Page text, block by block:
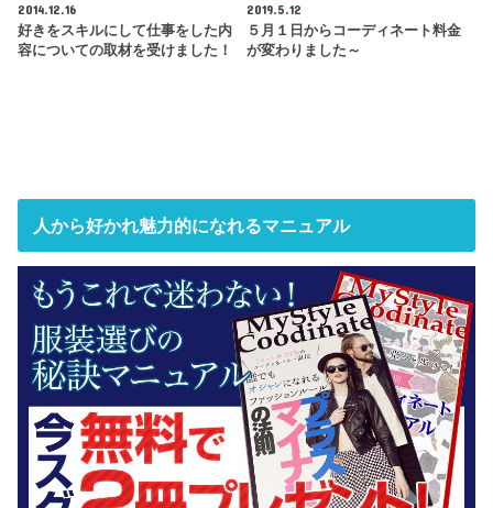
2014.12.16
好きをスキルにして仕事をした内
容についての取材を受けました！
2019.5.12
５月１日からコーディネート料金
が変わりました～
人から好かれ魅力的になれるマニュアル